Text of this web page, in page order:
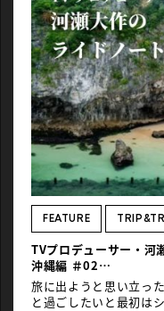
ばれる街道があります
代に始まり、江戸時代
蔵設備のない時代、新
歩で約72km（十八里
と伝えられています。
の輸送路としてだけで
流や経済発展にも重要
ます。鯖をはじめとす
などの京料理の発展を
福井県の公式サイトで
ングルートが公開され
帰りで違うルートを走
てみてください。もち
するのも楽しいと思い
街道サイクリングマッ
https://
bunka/nihonisan/
アクセス（京都から）
FEATURE
TVプロデューサー・河
沖縄編 ＃02
那覇の街をサイクリン
しいって話。
旅に出ようと思い立った。 どこかの街でのん
と過ごしたいと最初は